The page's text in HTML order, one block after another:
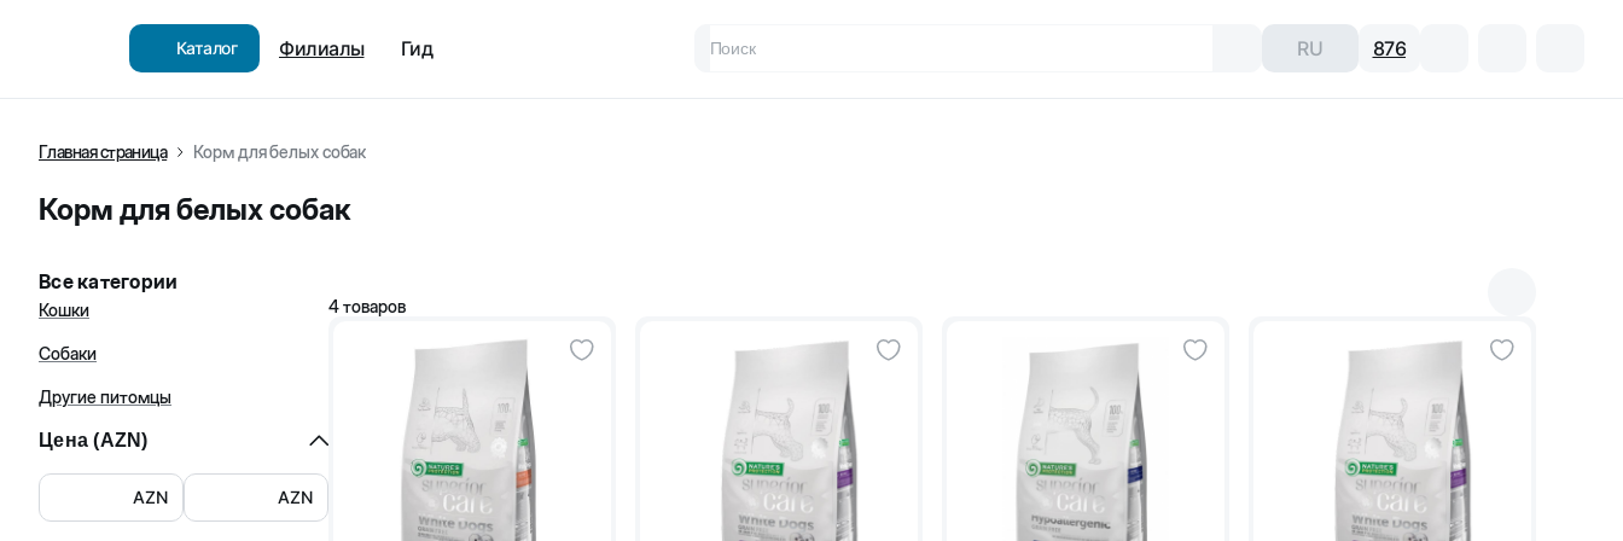
Каталог Филиалы Гид RU 876
Главная страница Корм для белых собак
Корм для белых собак
Все категории
Кошки
Собаки
Другие питомцы
Цена (AZN)
AZN AZN
4товаров